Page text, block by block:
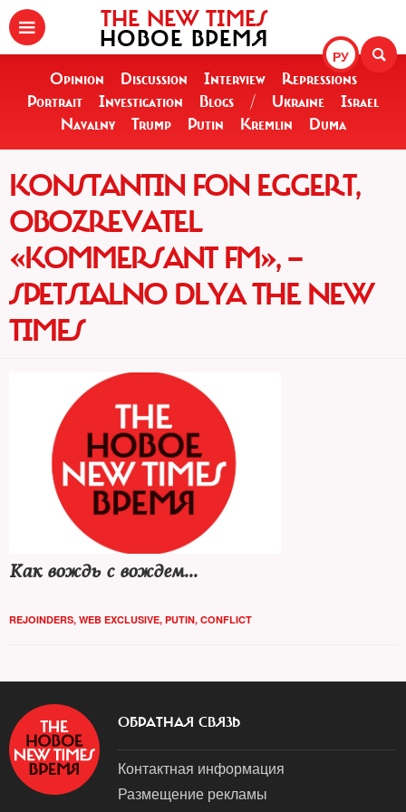
РУ
THE NEW TIMES
НОВОЕ ВРЕМЯ
Opinion Discussion Interview
Repressions
Portrait
Investigation Blogs / Ukraine
Israel
Navalny
Trump Putin Kremlin Duma
KONSTANTIN FON EGGERT,
OBOZREVATEL
«KOMMERSANT FM», —
SPETSIALNO DLYA THE NEW
TIMES
Как вождь с вождем...
REJOINDERS, WEB EXCLUSIVE, PUTIN, CONFLICT
ОБРАТНАЯ СВЯЗЬ
Контактная информация
Размещение рекламы